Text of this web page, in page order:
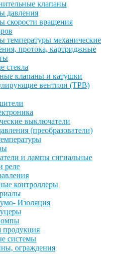
клапаны
давления
скорости вращения
температуры механические
протока, картриджные
стекла
клапаны и катушки
вентили (ТРВ)
выключатели
(преобразователи)
и лампы сигнальные
реле
контроллеры
Изоляция
продукция
системы
ограждения